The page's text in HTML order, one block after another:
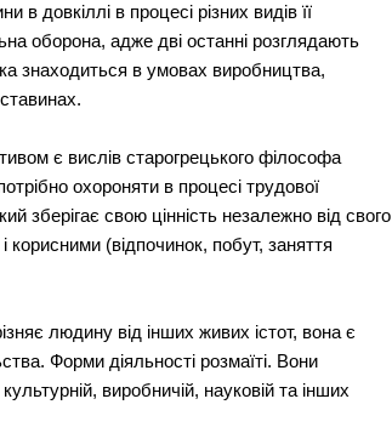
в процесі різних видів її
оборона, адже дві останні розглядають
знаходиться в умовах виробництва,
є вислів старогрецького філософа
охороняти в процесі трудової
зберігає свою цінність незалежно від свого
корисними (відпочинок, побут, заняття
людину від інших живих істот, вона є
Форми діяльності розмаїті. Вони
виробничій, науковій та інших